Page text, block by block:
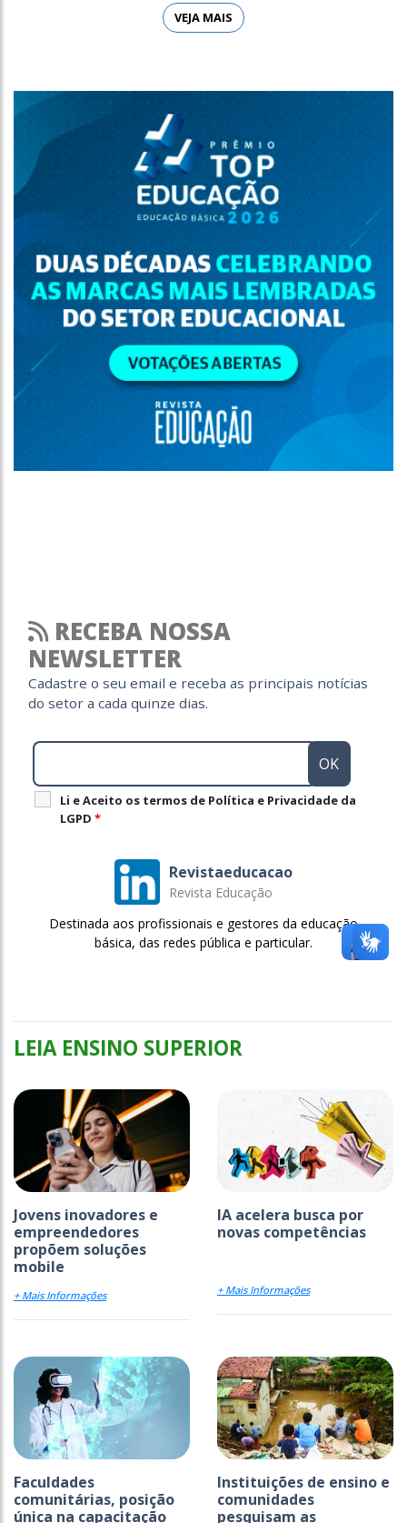
VEJA MAIS
RECEBA NOSSA
NEWSLETTER
Cadastre o seu email e receba as principais notícias
do setor a cada quinze dias.
Li e Aceito os termos de Política e Privacidade da
LGPD *
Revistaeducacao
Revista Educação
Destinada aos profissionais e gestores da educação
básica, das redes pública e particular.
LEIA ENSINO SUPERIOR
Jovens inovadores e
empreendedores
propõem soluções
mobile
+ Mais Informações
IA acelera busca por
novas competências
+ Mais Informações
Faculdades
comunitárias, posição
única na capacitação
Instituições de ensino e
comunidades
pesquisam as